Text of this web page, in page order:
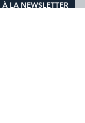
LA NEWSLETTER